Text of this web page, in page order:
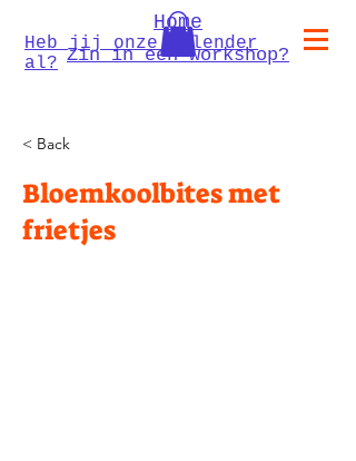
Heb jij onze kalender
al? Zin in een workshop?
Home
< Back
Bloemkoolbites met
frietjes